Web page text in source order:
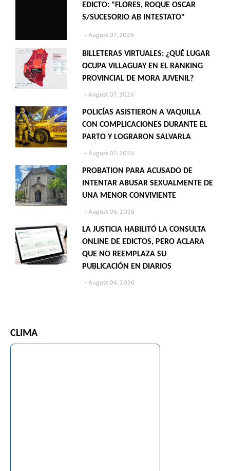
EDICTO: "FLORES, ROQUE OSCAR
S/SUCESORIO AB INTESTATO"
August 07, 2026
BILLETERAS VIRTUALES: ¿QUÉ LUGAR
OCUPA VILLAGUAY EN EL RANKING
PROVINCIAL DE MORA JUVENIL?
August 07, 2026
POLICÍAS ASISTIERON A VAQUILLA
CON COMPLICACIONES DURANTE EL
PARTO Y LOGRARON SALVARLA
August 07, 2026
PROBATION PARA ACUSADO DE
INTENTAR ABUSAR SEXUALMENTE DE
UNA MENOR CONVIVIENTE
August 06, 2026
LA JUSTICIA HABILITÓ LA CONSULTA
ONLINE DE EDICTOS, PERO ACLARA
QUE NO REEMPLAZA SU
PUBLICACIÓN EN DIARIOS
August 06, 2026
CLIMA